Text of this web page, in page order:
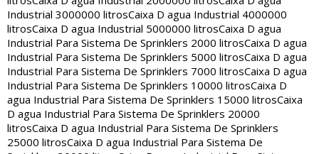
Industrial 3000000 litrosCaixa D agua Industrial 4000000
litrosCaixa D agua Industrial 5000000 litrosCaixa D agua
Industrial Para Sistema De Sprinklers 2000 litrosCaixa D agua
Industrial Para Sistema De Sprinklers 5000 litrosCaixa D agua
Industrial Para Sistema De Sprinklers 7000 litrosCaixa D agua
Industrial Para Sistema De Sprinklers 10000 litrosCaixa D
agua Industrial Para Sistema De Sprinklers 15000 litrosCaixa
D agua Industrial Para Sistema De Sprinklers 20000
litrosCaixa D agua Industrial Para Sistema De Sprinklers
25000 litrosCaixa D agua Industrial Para Sistema De